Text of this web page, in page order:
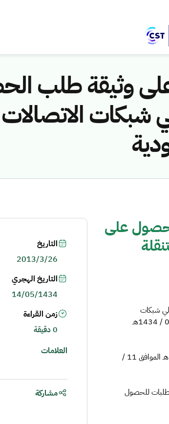
على وثيقة طلب
الاتصالات
على
شبكات
الاتصالات المتنقلة الافتراضية والتي تم نشرها على موقع الهيئة الإلكتروني www.cst.gov.sa بتاريخ 25/ 02 / 1434هـ
وتود الهيئة التذكير بأن آخر موعد لتقديم طلبات الحصول على التراخيص هو يوم السبت 01/ 07 / 1434هـ الموافق 11 /
للحصول
التاريخ
2013/3/26
التاريخ الهجري
14/05/1434
زمن القراءة
0 دقيقة
العلامات
مشاركة